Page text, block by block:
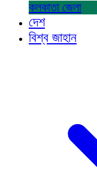
কলকাতা জেলা
দেশ
বিশ্ব জাহান